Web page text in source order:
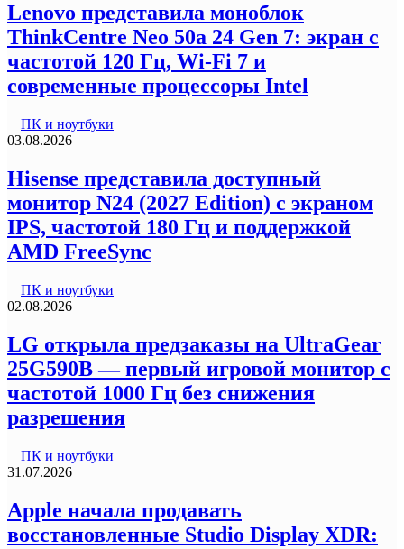
Lenovo представила моноблок
ThinkCentre Neo 50a 24 Gen 7: экран с
частотой 120 Гц, Wi-Fi 7 и
современные процессоры Intel
ПК и ноутбуки
03.08.2026
Hisense представила доступный
монитор N24 (2027 Edition) с экраном
IPS, частотой 180 Гц и поддержкой
AMD FreeSync
ПК и ноутбуки
02.08.2026
LG открыла предзаказы на UltraGear
25G590B — первый игровой монитор с
частотой 1000 Гц без снижения
разрешения
ПК и ноутбуки
31.07.2026
Apple начала продавать
восстановленные Studio Display XDR: